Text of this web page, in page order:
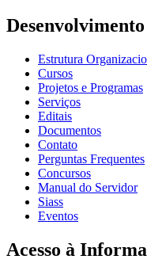
Estrutura
Cursos
Projetos e Programas
Serviços
Editais
Documentos
Contato
Perguntas Frequentes
Concursos
Manual do Servidor
Siass
Eventos
Acesso à